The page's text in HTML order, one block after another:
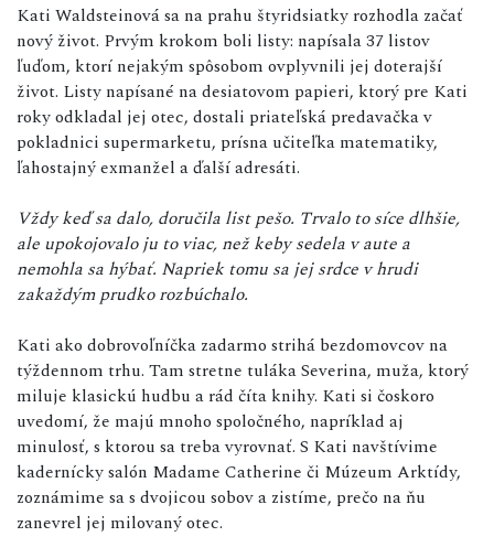
Kati Waldsteinová sa na prahu štyridsiatky rozhodla začať
nový život. Prvým krokom boli listy: napísala 37 listov
ľuďom, ktorí nejakým spôsobom ovplyvnili jej doterajší
život. Listy napísané na desiatovom papieri, ktorý pre Kati
roky odkladal jej otec, dostali priateľská predavačka v
pokladnici supermarketu, prísna učiteľka matematiky,
ľahostajný exmanžel a ďalší adresáti.
Vždy keď sa dalo, doručila list pešo. Trvalo to síce dlhšie,
ale upokojovalo ju to viac, než keby sedela v aute a
nemohla sa hýbať. Napriek tomu sa jej srdce v hrudi
zakaždým prudko rozbúchalo.
Kati ako dobrovoľníčka zadarmo strihá bezdomovcov na
týždennom trhu. Tam stretne tuláka Severina, muža, ktorý
miluje klasickú hudbu a rád číta knihy. Kati si čoskoro
uvedomí, že majú mnoho spoločného, napríklad aj
minulosť, s ktorou sa treba vyrovnať. S Kati navštívime
kadernícky salón Madame Catherine či Múzeum Arktídy,
zoznámime sa s dvojicou sobov a zistíme, prečo na ňu
zanevrel jej milovaný otec.